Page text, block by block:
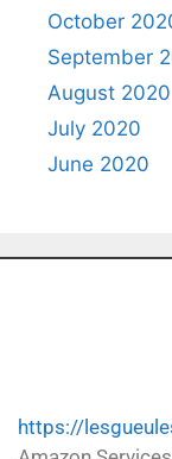
October
September
August 2020
July 2020
June 2020
https://